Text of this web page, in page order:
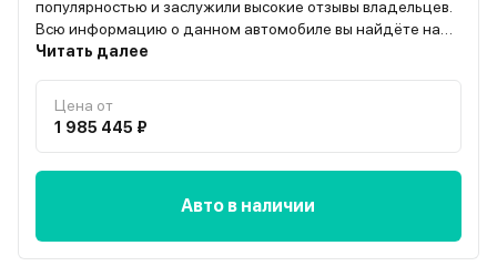
популярностью и заслужили высокие отзывы владельцев.
Всю информацию о данном автомобиле вы найдёте на
странице “О модели”
Читать далее
Цена от
1 985 445 ₽
Авто в наличии